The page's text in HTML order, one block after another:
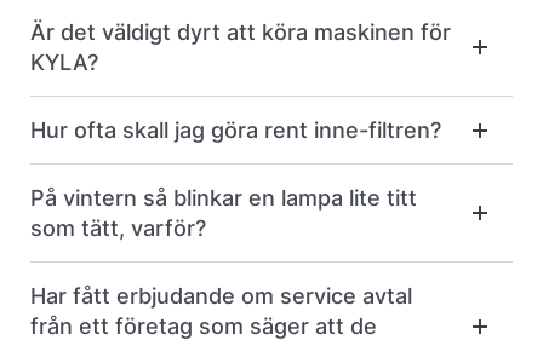
Är det väldigt dyrt att köra maskinen för
KYLA?
Hur ofta skall jag göra rent inne-filtren?
På vintern så blinkar en lampa lite titt
som tätt, varför?
Har fått erbjudande om service avtal
från ett företag som säger att de